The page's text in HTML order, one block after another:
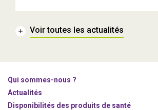
Voir toutes les actualités
Qui sommes-nous ?
Actualités
Disponibilités des produits de santé